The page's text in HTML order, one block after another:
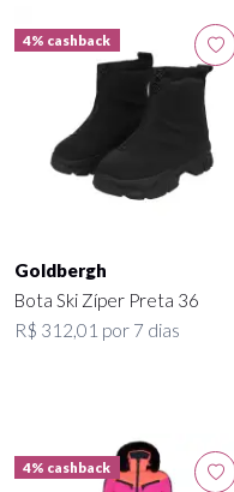
4% cashback
Goldbergh
Bota Ski Zíper Preta 36
R$ 312,01 por 7 dias
4% cashback